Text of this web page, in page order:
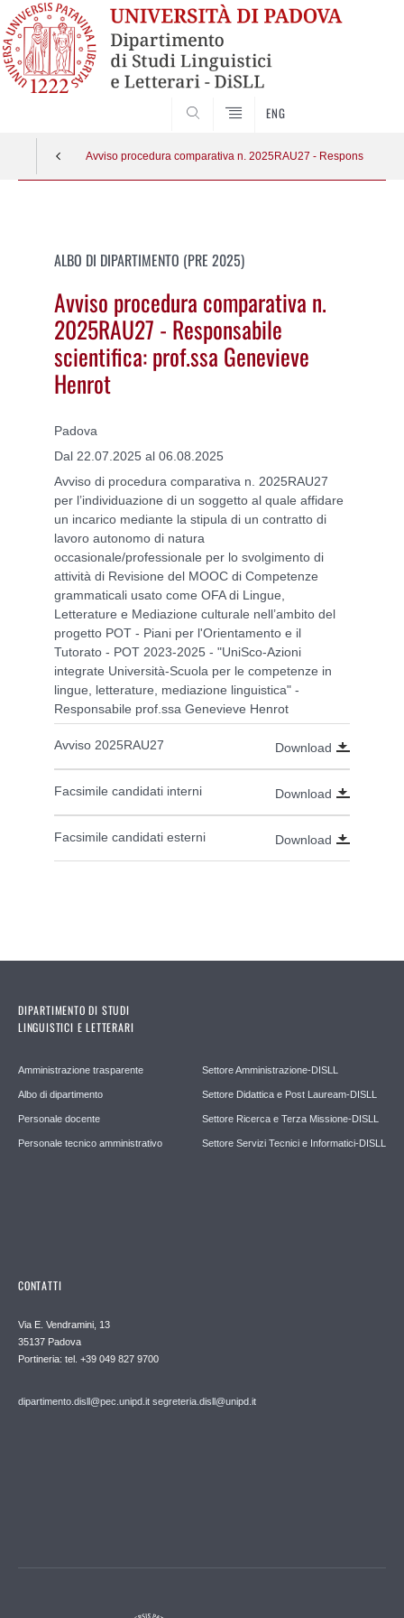
ENG
Avviso procedura comparativa n. 2025RAU27 - Responsabile
ALBO DI DIPARTIMENTO (PRE 2025)
Avviso procedura comparativa n.
2025RAU27 - Responsabile
scientifica: prof.ssa Genevieve
Henrot
Padova
Dal 22.07.2025 al 06.08.2025
Avviso di procedura comparativa n. 2025RAU27
per l’individuazione di un soggetto al quale affidare
un incarico mediante la stipula di un contratto di
lavoro autonomo di natura
occasionale/professionale per lo svolgimento di
attività di Revisione del MOOC di Competenze
grammaticali usato come OFA di Lingue,
Letterature e Mediazione culturale nell’ambito del
progetto POT - Piani per l'Orientamento e il
Tutorato - POT 2023-2025 - "UniSco-Azioni
integrate Università-Scuola per le competenze in
lingue, letterature, mediazione linguistica" -
Responsabile prof.ssa Genevieve Henrot
Avviso 2025RAU27 Download
Facsimile candidati interni Download
Facsimile candidati esterni Download
DIPARTIMENTO DI STUDI
LINGUISTICI E LETTERARI
Amministrazione trasparente
Albo di dipartimento
Personale docente
Personale tecnico amministrativo
Settore Amministrazione-DISLL
Settore Didattica e Post Lauream-DISLL
Settore Ricerca e Terza Missione-DISLL
Settore Servizi Tecnici e Informatici-DISLL
CONTATTI
Via E. Vendramini, 13
35137 Padova
Portineria: tel. +39 049 827 9700
dipartimento.disll@pec.unipd.it segreteria.disll@unipd.it